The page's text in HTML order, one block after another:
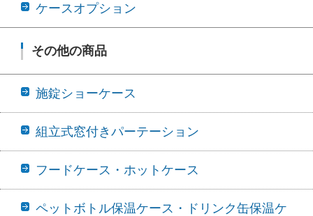
ケースオプション
その他の商品
施錠ショーケース
組立式窓付きパーテーション
フードケース・ホットケース
ペットボトル保温ケース・ドリンク缶保温ケ